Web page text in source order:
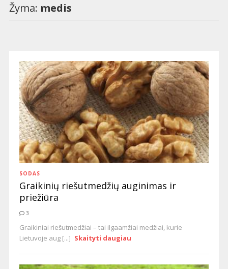
Žyma: medis
SODAS
Graikinių riešutmedžių auginimas ir
priežiūra
3
Graikiniai riešutmedžiai – tai ilgaamžiai medžiai, kurie
Lietuvoje aug [...] Skaityti daugiau